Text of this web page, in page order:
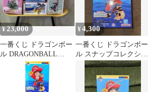
¥23,000
一番くじ ドラゴンボー
ル DRAGONBALL
SNAP COLLECTION2
¥4,300
一番くじ ドラゴンボー
ル スナップコレクショ
ン2 B賞 孫悟空 フィギ
ュア